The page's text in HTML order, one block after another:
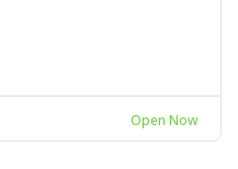
Open Now